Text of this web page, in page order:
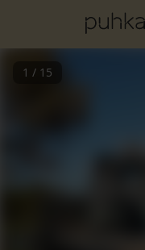
1 / 15